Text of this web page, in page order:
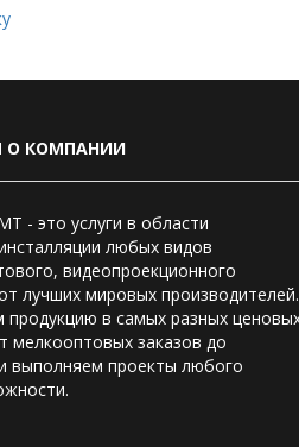
О КОМПАНИИ
- это услуги в области
любых видов
видеопроекционного
лучших мировых производителей.
в самых разных
мелкооптовых заказов до
выполняем проекты любого